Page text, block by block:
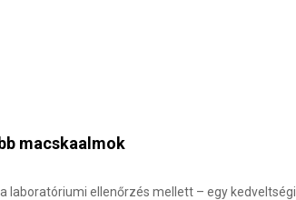
macskaalmok
laboratóriumi ellenőrzés mellett – egy kedveltségi